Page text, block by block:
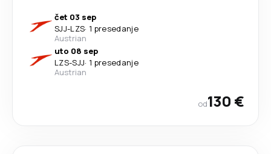
čet 03 sep
SJJ-LZS· 1 presedanje
Austrian
uto 08 sep
LZS-SJJ· 1 presedanje
Austrian
od130 €